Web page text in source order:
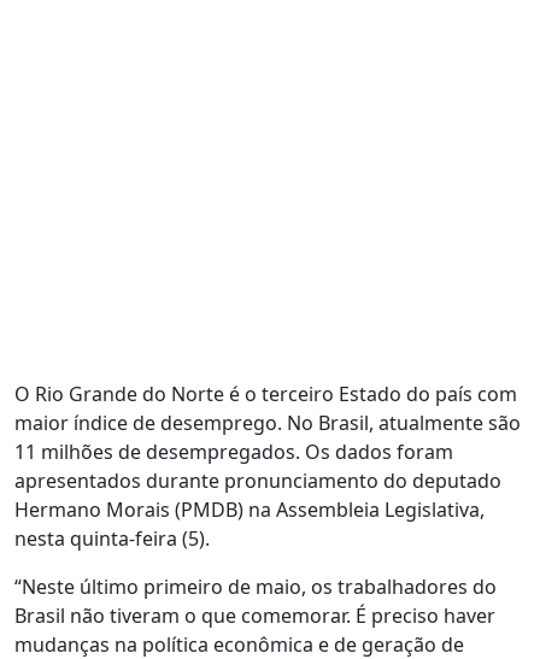
O Rio Grande do Norte é o terceiro Estado do país com
maior índice de desemprego. No Brasil, atualmente são
11 milhões de desempregados. Os dados foram
apresentados durante pronunciamento do deputado
Hermano Morais (PMDB) na Assembleia Legislativa,
nesta quinta-feira (5).
“Neste último primeiro de maio, os trabalhadores do
Brasil não tiveram o que comemorar. É preciso haver
mudanças na política econômica e de geração de